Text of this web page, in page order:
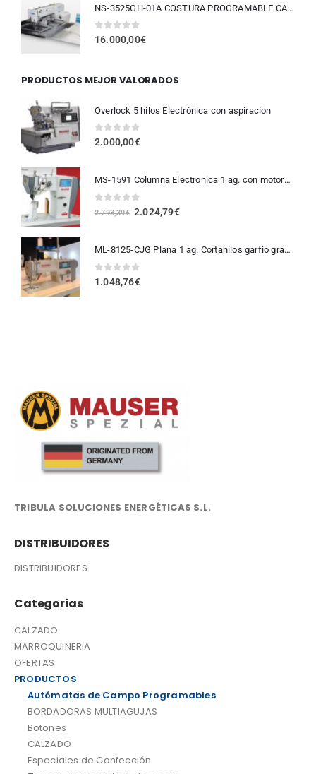
NS-3525GH-01A COSTURA PROGRAMABLE CAMPO 35X25CM
0fuera de 5
16.000,00€
PRODUCTOS MEJOR VALORADOS
Overlock 5 hilos Electrónica con aspiracion
0 fuera de 5
2.000,00€
MS-1591 Columna Electronica 1 ag. con motores paso a paso y todas las funciones
0fuera de 5
2.793,39€ 2.024,79€
ML-8125-CJG Plana 1 ag. Cortahilos garfio grande
0 fuera de 5
1.048,76€
TRIBULA SOLUCIONES ENERGÉTICAS S.L.
DISTRIBUIDORES
DISTRIBUIDORES
Categorias
CALZADO
MARROQUINERIA
OFERTAS
PRODUCTOS
Autómatas de Campo Programables
BORDADORAS MULTIAGUJAS
Botones
CALZADO
Especiales de Confección